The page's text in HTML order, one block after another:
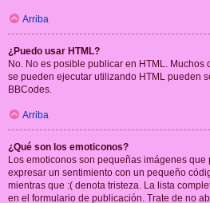
Arriba
¿Puedo usar HTML?
No. No es posible publicar en HTML. Muchos
se pueden ejecutar utilizando HTML pueden
BBCodes.
Arriba
¿Qué son los emoticonos?
Los emoticonos son pequeñas imágenes
expresar un sentimiento con un pequeño
mientras que :( denota tristeza. La lista
en el formulario de publicación. Trate de no